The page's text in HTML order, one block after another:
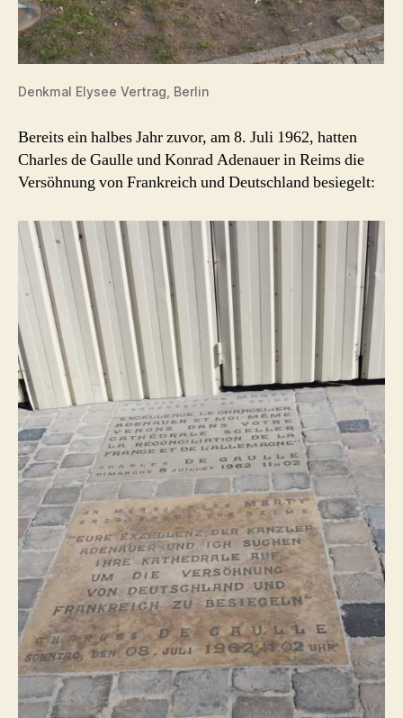
Denkmal Elysee Vertrag, Berlin
Bereits ein halbes Jahr zuvor, am 8. Juli 1962, hatten
Charles de Gaulle und Konrad Adenauer in Reims die
Versöhnung von Frankreich und Deutschland besiegelt: